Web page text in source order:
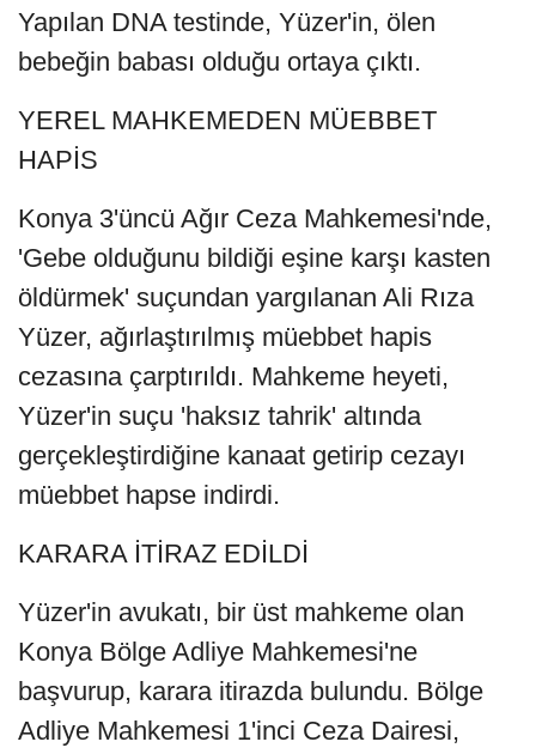
Yapılan DNA testinde, Yüzer'in, ölen
bebeğin babası olduğu ortaya çıktı.
YEREL MAHKEMEDEN MÜEBBET
HAPİS
Konya 3'üncü Ağır Ceza Mahkemesi'nde,
'Gebe olduğunu bildiği eşine karşı kasten
öldürmek' suçundan yargılanan Ali Rıza
Yüzer, ağırlaştırılmış müebbet hapis
cezasına çarptırıldı. Mahkeme heyeti,
Yüzer'in suçu 'haksız tahrik' altında
gerçekleştirdiğine kanaat getirip cezayı
müebbet hapse indirdi.
KARARA İTİRAZ EDİLDİ
Yüzer'in avukatı, bir üst mahkeme olan
Konya Bölge Adliye Mahkemesi'ne
başvurup, karara itirazda bulundu. Bölge
Adliye Mahkemesi 1'inci Ceza Dairesi,